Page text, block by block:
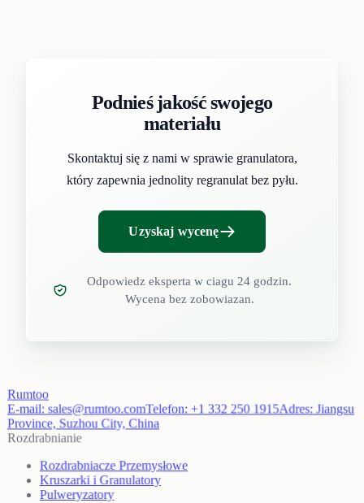
Podnieś jakość swojego
materiału
Skontaktuj się z nami w sprawie granulatora,
który zapewnia jednolity regranulat bez pyłu.
Uzyskaj wycenę
Odpowiedz eksperta w ciagu 24 godzin.
Wycena bez zobowiazan.
Rumtoo
E-mail: sales@rumtoo.comTelefon: +1 332 250 1915Adres: Jiangsu
Province, Suzhou City, China
Rozdrabnianie
Rozdrabniacze Przemysłowe
Kruszarki i Granulatory
Pulweryzatory